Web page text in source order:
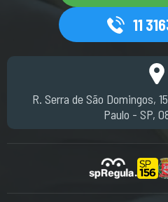
11
R. Serra de São Domingos,
Paulo - SP,